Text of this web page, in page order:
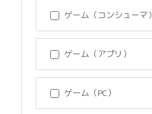
ゲーム（コンシューマ）
ゲーム（アプリ）
ゲーム（PC）